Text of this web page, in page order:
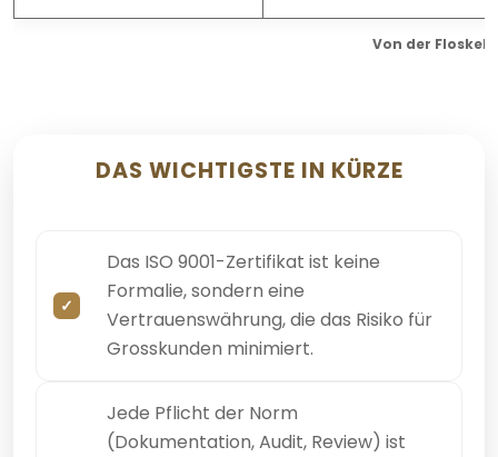
Von der Floskel
DAS WICHTIGSTE IN KÜRZE
Das ISO 9001-Zertifikat ist keine
Formalie, sondern eine
Vertrauenswährung, die das Risiko für
Grosskunden minimiert.
Jede Pflicht der Norm
(Dokumentation, Audit, Review) ist